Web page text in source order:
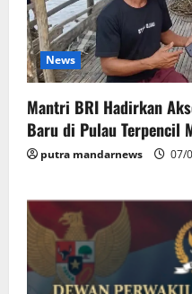
News
Mantri BRI Hadirkan
Baru di Pulau Terpencil
putra mandarnews 07/